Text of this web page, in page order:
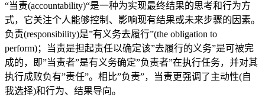
“当责(accountability)“是一种为实现最终结果的思考和行为方
式，它关注个人能够控制、影响现有结果或未来步骤的因素。
负责(responsibility)是”有义务去履行”(the obligation to
perform)；当责是担起责任以确定该”去履行的义务”是可被完
成的，即”当责者”是有义务确定”负责者”在执行任务，并对其
执行成败负有”责任”。相比”负责”，当责更强调了主动性(自
我选择)和行为、结果导向。